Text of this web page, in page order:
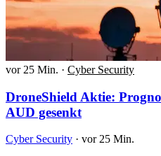
vor 25 Min. · Cyber Security
DroneShield Aktie:
AUD gesenkt
Cyber Security · vor 25 Min.